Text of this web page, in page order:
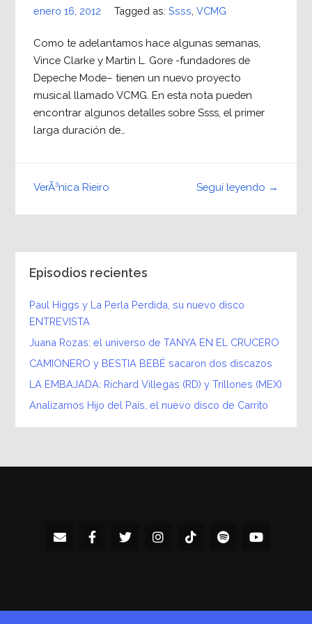
enero 16, 2012 Tagged as: Ssss VCMG
Como te adelantamos hace algunas semanas,
Vince Clarke y Martin L. Gore -fundadores de
Depeche Mode– tienen un nuevo proyecto
musical llamado VCMG. En esta nota pueden
encontrar algunos detalles sobre Ssss, el primer
larga duración de…
Seguí leyendo →
VerÃ³nica Rieiro
Episodios recientes
Paul Higgs y La Perla Perdida, su nuevo disco
ENTREVISTA
Juana Rozas: el universo de TANYA EN EL CRUCERO
CAMIONERO y BESTIA BEBÉ sacaron dos discazos
LA EMBAJADA: Richard Villegas (RD) y Trillones (MEX)
Analizamos Hijo del País, el nuevo disco de Carrito